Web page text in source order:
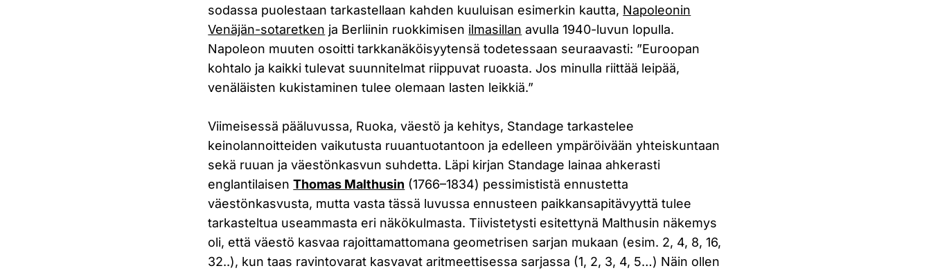
sodassa puolestaan tarkastellaan kahden kuuluisan esimerkin kautta, Napoleonin
Venäjän-sotaretken ja Berliinin ruokkimisen ilmasillan avulla 1940-luvun lopulla.
Napoleon muuten osoitti tarkkanäköisyytensä todetessaan seuraavasti: ”Euroopan
kohtalo ja kaikki tulevat suunnitelmat riippuvat ruoasta. Jos minulla riittää leipää,
venäläisten kukistaminen tulee olemaan lasten leikkiä.”
Viimeisessä pääluvussa, Ruoka, väestö ja kehitys, Standage tarkastelee
keinolannoitteiden vaikutusta ruuantuotantoon ja edelleen ympäröivään yhteiskuntaan
sekä ruuan ja väestönkasvun suhdetta. Läpi kirjan Standage lainaa ahkerasti
englantilaisenThomas Malthusin (1766–1834) pessimististä ennustetta
väestönkasvusta, mutta vasta tässä luvussa ennusteen paikkansapitävyyttä tulee
tarkasteltua useammasta eri näkökulmasta. Tiivistetysti esitettynä Malthusin näkemys
oli, että väestö kasvaa rajoittamattomana geometrisen sarjan mukaan (esim. 2, 4, 8, 16,
32..), kun taas ravintovarat kasvavat aritmeettisessa sarjassa (1, 2, 3, 4, 5…) Näin ollen